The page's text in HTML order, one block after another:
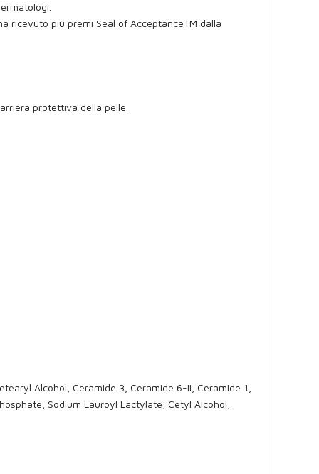
ricevuto più premi Seal of AcceptanceTM dalla
protettiva della pelle.
Alcohol, Ceramide 3, Ceramide 6-II, Ceramide 1,
Sodium Lauroyl Lactylate, Cetyl Alcohol,